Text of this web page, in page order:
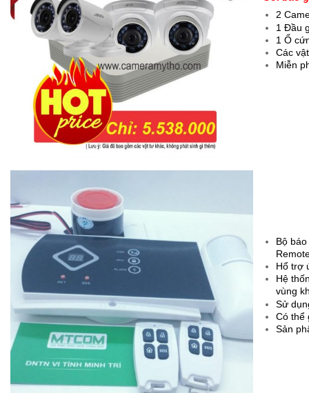
2
1 Đầu
1 Ổ
Các
Miễn
Bộ
Hổ trợ
Hệ
vùng
Sử
Có thể
Sản